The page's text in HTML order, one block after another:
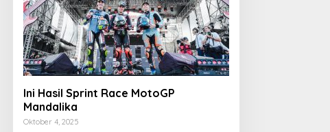
Ini Hasil Sprint Race MotoGP
Mandalika
Oktober 4, 2025